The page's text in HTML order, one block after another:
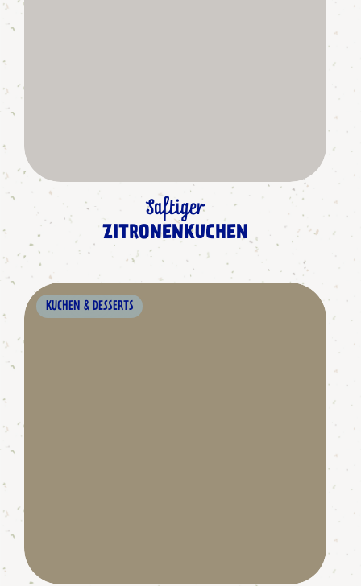
Saftiger
ZITRONENKUCHEN
KUCHEN & DESSERTS